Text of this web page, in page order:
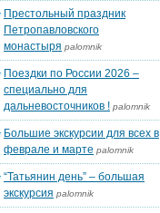
Престольный праздник
Петропавловского
монастыря palomnik
Поездки по России 2026 –
специально для
дальневосточников ! palomnik
Большие экскурсии для всех в
феврале и марте palomnik
“Татьянин день” – большая
экскурсия palomnik